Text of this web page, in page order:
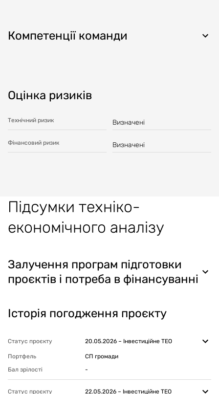
Компетенції команди
Оцінка ризиків
Технічний ризик Визначені
Фінансовий ризик Визначені
Підсумки техніко-
економічного аналізу
Залучення програм підготовки
проєктів і потреба в фінансуванні
Історія погодження проєкту
Статус проєкту 20.05.2026 – Інвестиційне ТЕО
Портфель
СП громади
Бал зрілості
-
Статус проєкту 22.05.2026 – Інвестиційне ТЕО